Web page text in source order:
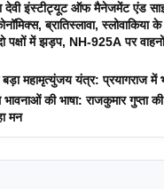
देवी इंस्टीट्यूट ऑफ मैनेजमेंट एंड
ब्रातिस्लावा, स्लोवाकिया
रणनीतियों पर एक दिवसीय
पक्षों में झड़प, NH-925A पर
महामृत्युंजय यंत्र: प्रयागराज में
की भाषा: राजकुमार गुप्ता
मन